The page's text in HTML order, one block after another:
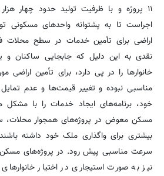
۱۱ پروژه و با ظرفیت تولید حدود چهار
اجراست تا به پشتوانه واحدهای مسکونی
اراضی برای تأمین خدمات در سطح محلات
نقدی به این دلیل که جابجایی ساکنان و
خانوارها را در پی دارد، برای تأمین اراضی
مناسبی نبوده و تغییر قیمت‌ها و عدم
خود، برنامه‌های ایجاد خدمات را با مشکل
مسکن معوض در پروژه‌های همجوار
بیشتری برای واگذاری ملک خود داشته
سرعت مناسبی پیش رود. در پروژه‌های مسکن
نیز به صورت استیجاری در اختیار